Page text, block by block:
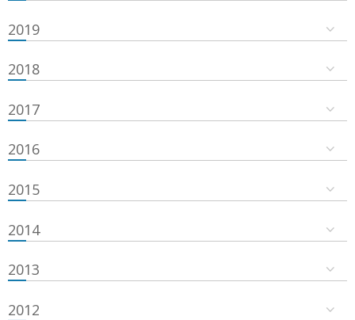
2019
2018
2017
2016
2015
2014
2013
2012